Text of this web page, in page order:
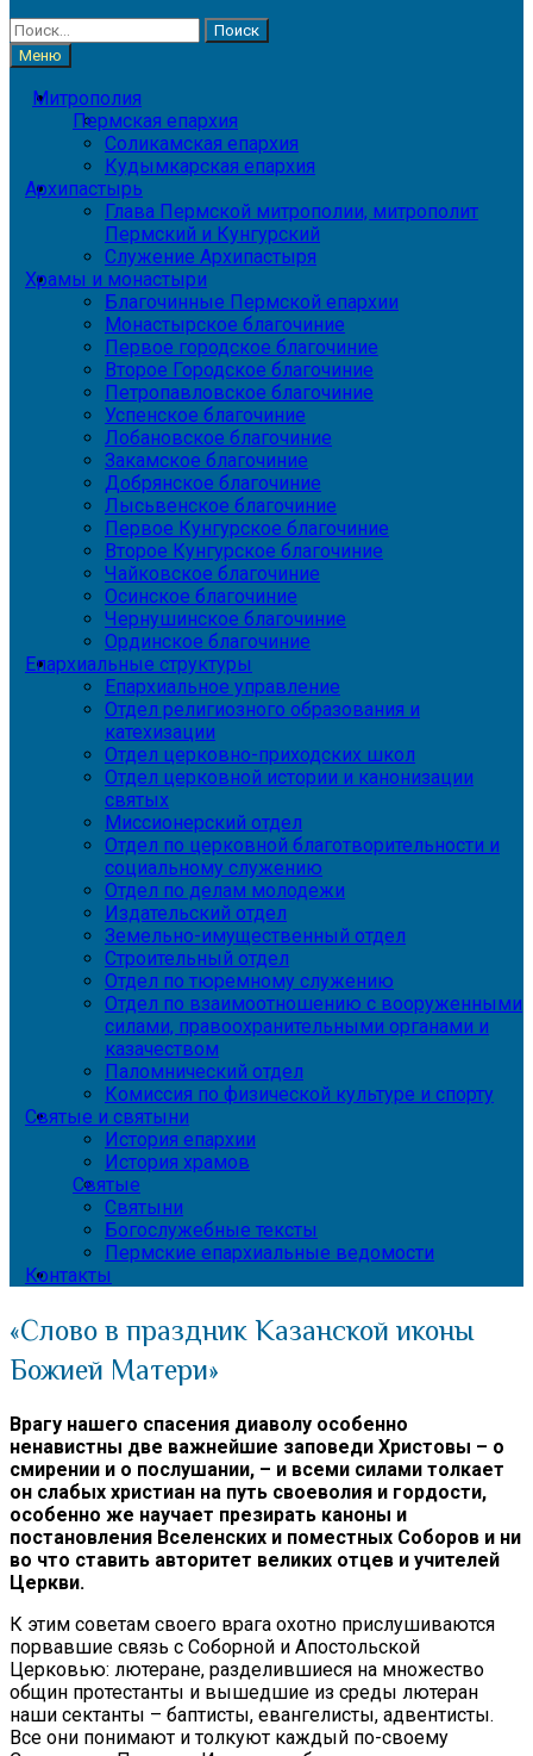
Найти:
Меню
Митрополия
Пермская епархия
Соликамская епархия
Кудымкарская епархия
Архипастырь
Глава Пермской митрополии, митрополит
Пермский и Кунгурский
Служение Архипастыря
Храмы и монастыри
Благочинные Пермской епархии
Монастырское благочиние
Первое городское благочиние
Второе Городское благочиние
Петропавловское благочиние
Успенское благочиние
Лобановское благочиние
Закамское благочиние
Добрянское благочиние
Лысьвенское благочиние
Первое Кунгурское благочиние
Второе Кунгурское благочиние
Чайковское благочиние
Осинское благочиние
Чернушинское благочиние
Ординское благочиние
Епархиальные структуры
Епархиальное управление
Отдел религиозного образования и
катехизации
Отдел церковно-приходских школ
Отдел церковной истории и канонизации
святых
Миссионерский отдел
Отдел по церковной благотворительности и
социальному служению
Отдел по делам молодежи
Издательский отдел
Земельно-имущественный отдел
Строительный отдел
Отдел по тюремному служению
Отдел по взаимоотношению с вооруженными
силами, правоохранительными органами и
казачеством
Паломнический отдел
Комиссия по физической культуре и спорту
Святые и святыни
История епархии
История храмов
Святые
Святыни
Богослужебные тексты
Пермские епархиальные ведомости
Контакты
«Слово в праздник Казанской иконы
Божией Матери»
Врагу нашего спасения диаволу особенно
ненавистны две важнейшие заповеди Христовы – о
смирении и о послушании, – и всеми силами толкает
он слабых христиан на путь своеволия и гордости,
особенно же научает презирать каноны и
постановления Вселенских и поместных Соборов и ни
во что ставить авторитет великих отцев и учителей
Церкви.
К этим советам своего врага охотно прислушиваются
порвавшие связь с Соборной и Апостольской
Церковью: лютеране, разделившиеся на множество
общин протестанты и вышедшие из среды лютеран
наши сектанты – баптисты, евангелисты, адвентисты.
Все они понимают и толкуют каждый по-своему